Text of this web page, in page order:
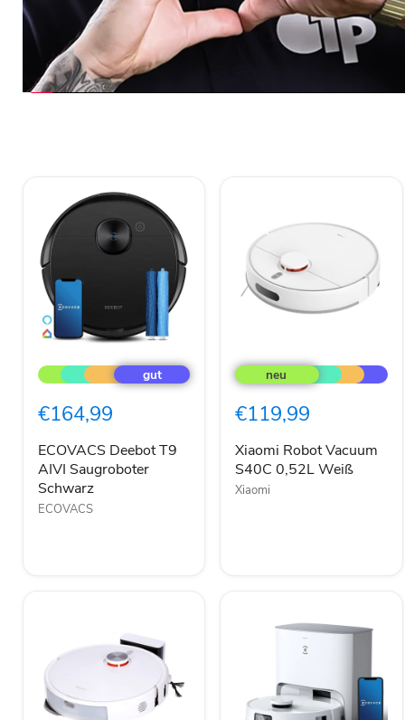
Deebot
T9
Saugroboter
€164,99
ECOVACS Deebot T9
AIVI Saugroboter
Schwarz
ECOVACS
Robot
Vacuum
0,52L
€119,99
Xiaomi Robot Vacuum
S40C 0,52L Weiß
Xiaomi